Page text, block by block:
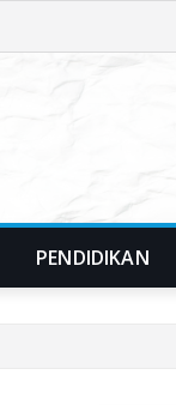
PENDIDIKAN